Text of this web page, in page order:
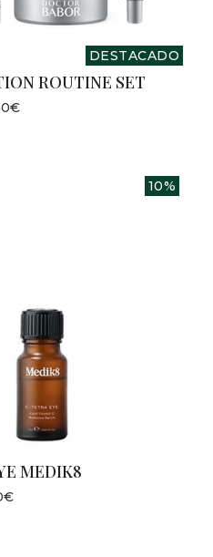
DESTACADO
ROUTINE SET
10%
MEDIK8